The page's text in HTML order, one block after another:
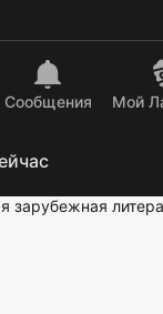
Сообщения Mой
зарубежная